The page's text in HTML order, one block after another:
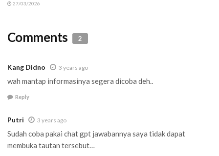
27/03/2026
Comments 2
Kang Didno 3 years ago
wah mantap informasinya segera dicoba deh..
Reply
Putri 3 years ago
Sudah coba pakai chat gpt jawabannya saya tidak dapat
membuka tautan tersebut…